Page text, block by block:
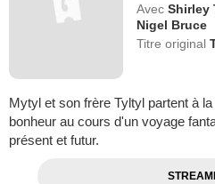
Avec Shirley
Nigel Bruce
Titre original
Mytyl et son frère Tyltyl partent à
bonheur au cours d'un voyage
présent et futur.